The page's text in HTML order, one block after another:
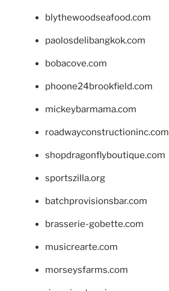
blythewoodseafood.com
paolosdelibangkok.com
bobacove.com
phoone24brookfield.com
mickeybarmama.com
roadwayconstructioninc.com
shopdragonflyboutique.com
sportszilla.org
batchprovisionsbar.com
brasserie-gobette.com
musicrearte.com
morseysfarms.com